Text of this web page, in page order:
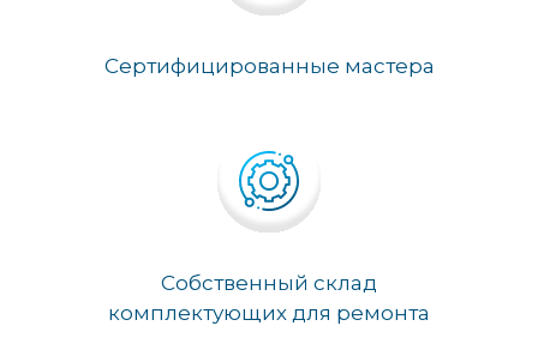
Сертифицированные мастера
Собственный склад
комплектующих для ремонта